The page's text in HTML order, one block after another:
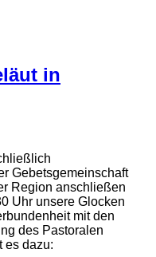
in
Gebetsgemeinschaft
Region anschließen
Uhr unsere Glocken
mit den
des Pastoralen
es dazu: